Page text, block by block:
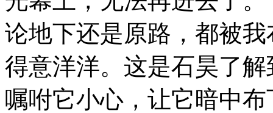
论地下还是原路，都被
得意洋洋。这是石昊了
嘱咐它小心，让它暗中